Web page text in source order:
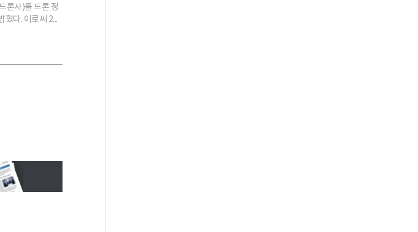
론사)를 드론 정
혔다. 이로써 2...